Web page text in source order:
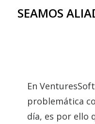
SEAMOS
En
problemática
día, es por ello